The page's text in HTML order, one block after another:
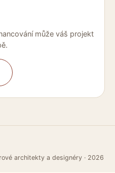
může váš projekt
architekty a designéry · 2026